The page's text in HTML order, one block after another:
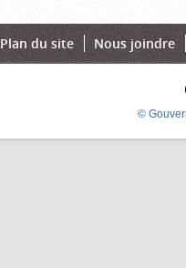
Plan du site Nous joindre
©